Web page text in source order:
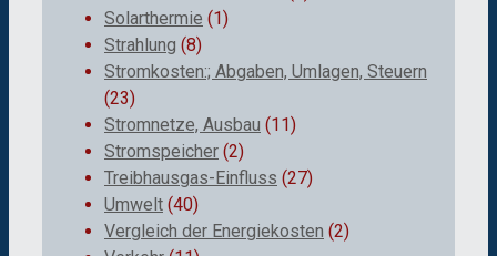
Solarthermie (1)
Strahlung (8)
Stromkosten:; Abgaben, Umlagen, Steuern
(23)
Stromnetze, Ausbau (11)
Stromspeicher (2)
Treibhausgas-Einfluss (27)
Umwelt (40)
Vergleich der Energiekosten (2)